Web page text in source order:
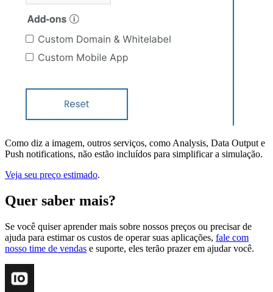
Como diz a imagem, outros serviços, como Analysis, Data Output e
Push notifications, não estão incluídos para simplificar a simulação.
Veja seu preço estimado.
Quer saber mais?
Se você quiser aprender mais sobre nossos preços ou precisar de
ajuda para estimar os custos de operar suas aplicações, fale com
nosso time de vendas e suporte, eles terão prazer em ajudar você.